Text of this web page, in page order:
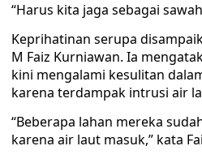
“Harus kita jaga sebagai
Keprihatinan serupa
M Faiz Kurniawan. Ia
kini mengalami kesulitan
karena terdampak intrusi air
“Beberapa lahan mereka
karena air laut masuk,” kata